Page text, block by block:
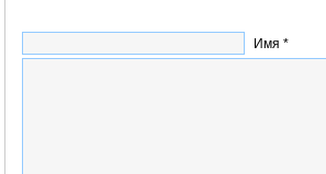
Имя *